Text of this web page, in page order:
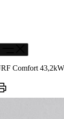
Comfort